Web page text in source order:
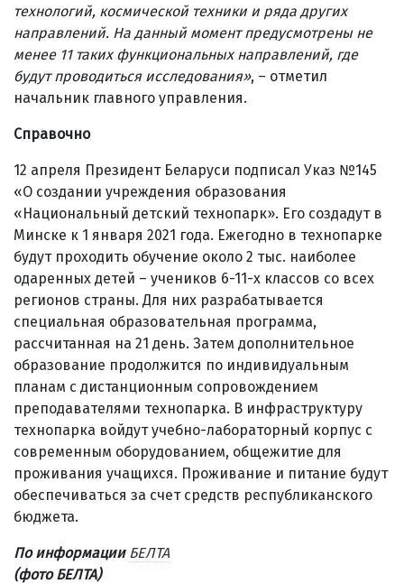
технологий, космической техники и ряда других
направлений. На данный момент предусмотрены не
менее 11 таких функциональных направлений, где
будут проводиться исследования», – отметил
начальник главного управления.
Справочно
12 апреля Президент Беларуси подписал Указ №145
«О создании учреждения образования
«Национальный детский технопарк». Его создадут в
Минске к 1 января 2021 года. Ежегодно в технопарке
будут проходить обучение около 2 тыс. наиболее
одаренных детей – учеников 6-11-х классов со всех
регионов страны. Для них разрабатывается
специальная образовательная программа,
рассчитанная на 21 день. Затем дополнительное
образование продолжится по индивидуальным
планам с дистанционным сопровождением
преподавателями технопарка. В инфраструктуру
технопарка войдут учебно-лабораторный корпус с
современным оборудованием, общежитие для
проживания учащихся. Проживание и питание будут
обеспечиваться за счет средств республиканского
бюджета.
По информации БЕЛТА
(фото БЕЛТА)